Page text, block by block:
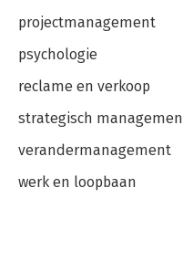
projectmanagement
psychologie
reclame en verkoop
strategisch
verandermanagement
werk en loopbaan